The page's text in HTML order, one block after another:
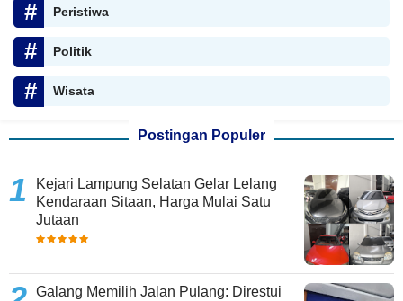
Peristiwa
Politik
Wisata
Postingan Populer
Kejari Lampung Selatan Gelar Lelang
Kendaraan Sitaan, Harga Mulai Satu
Jutaan
Galang Memilih Jalan Pulang: Direstui